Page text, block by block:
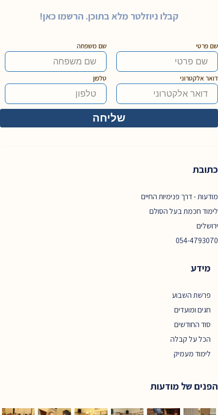
קבלו ניוזלטר מלא בתוכן. הרשמו כאן!
שם פרטי שם משפחה
דואר אלקטרוני טלפון
כתובת
מודעות - דרך פנימיות החיים
לימוד חכמת בעל הסולם
ירושלים
054-4793070
מידע
פרשת השבוע
חגים ומועדים
סוד החודשים
הכל על קבלה
לימוד מעמיק
הפנים של מודעות